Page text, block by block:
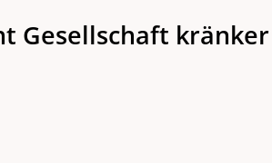
Gesellschaft kränker